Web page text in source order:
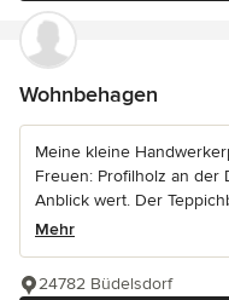
Wohnbehagen
Meine kleine
Freuen: Profilholz an der
Anblick wert. Der
Mehr
24782 Büdelsdorf